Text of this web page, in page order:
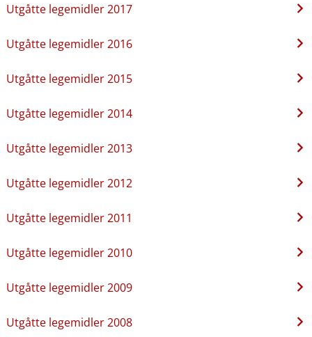
Utgåtte legemidler 2017
Utgåtte legemidler 2016
Utgåtte legemidler 2015
Utgåtte legemidler 2014
Utgåtte legemidler 2013
Utgåtte legemidler 2012
Utgåtte legemidler 2011
Utgåtte legemidler 2010
Utgåtte legemidler 2009
Utgåtte legemidler 2008